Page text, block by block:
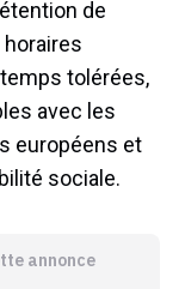
de
tolérées,
avec les
européens et
sociale.
annonce